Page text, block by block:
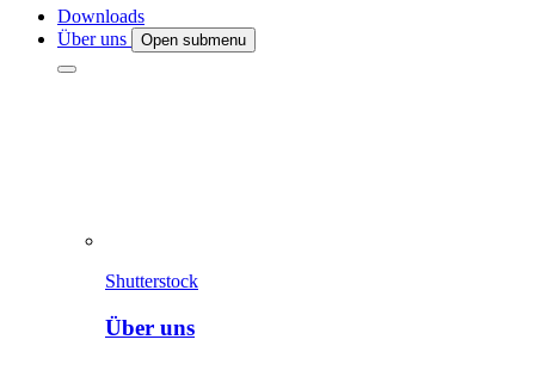
Downloads
Über uns
Open submenu
Shutterstock
Über uns